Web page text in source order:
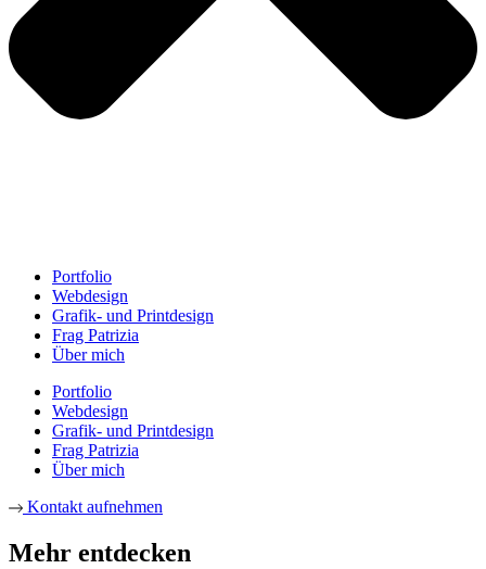
Portfolio
Webdesign
Grafik- und Printdesign
Frag Patrizia
Über mich
Portfolio
Webdesign
Grafik- und Printdesign
Frag Patrizia
Über mich
Kontakt aufnehmen
Mehr entdecken